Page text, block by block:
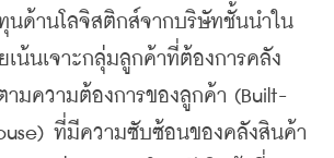
นด้านโลจิสติกส์จากบริษัทชั้นนำใน
เน้นเจาะกลุ่มลูกค้าที่ต้องการคลัง
ามความต้องการของลูกค้า (Built-
ที่มีความซับซ้อนของคลังสินค้า